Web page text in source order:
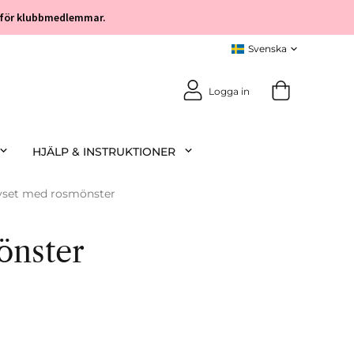
klubbmedlemmar.
Logga in
HJÄLP & INSTRUKTIONER
med rosmönster